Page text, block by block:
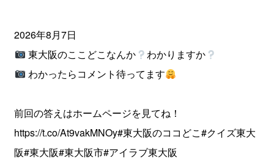
2026年8月7日
東大阪のここどこなんか
わかりますか
わかったらコメント待ってます
前回の答えはホームページを見てね！
https://t.co/At9vakMNOy#東大阪のココどこ#クイズ東大
阪#東大阪#東大阪市#アイラブ東大阪